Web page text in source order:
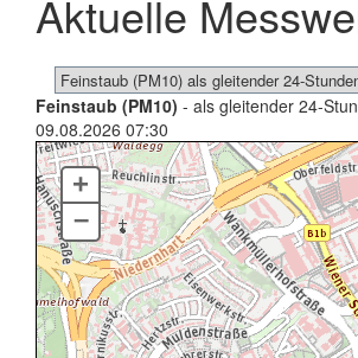
Aktuelle
Feinstaub (PM10) - als gleitender 24-
09.08.2026 07:30
+
–